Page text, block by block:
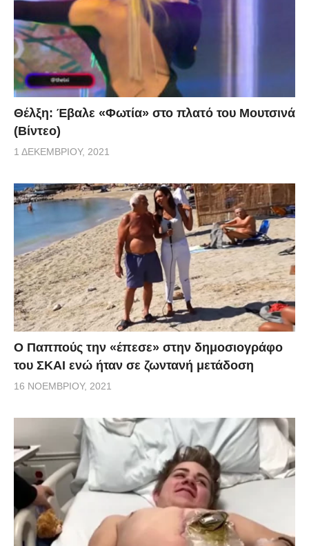
Θέλξη: Έβαλε «Φωτία» στο πλατό του Μουτσινά
(Βίντεο)
1 ΔΕΚΕΜΒΡΊΟΥ, 2021
Ο Παππούς την «έπεσε» στην δημοσιογράφο
του ΣΚΑΙ ενώ ήταν σε ζωντανή μετάδοση
16 ΝΟΕΜΒΡΊΟΥ, 2021